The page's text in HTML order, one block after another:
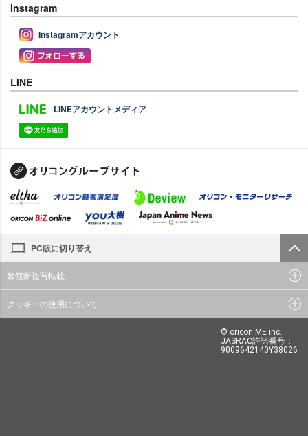
Instagram
Instagramアカウント
LINE
LINEアカウントメディア
PC版に切り替え
禁無断複写転載
クッキーの使用について
© oricon ME inc.
JASRAC許諾番号：
9009642140Y38026